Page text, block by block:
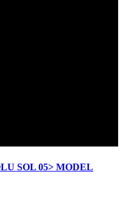
SOL 05> MODEL